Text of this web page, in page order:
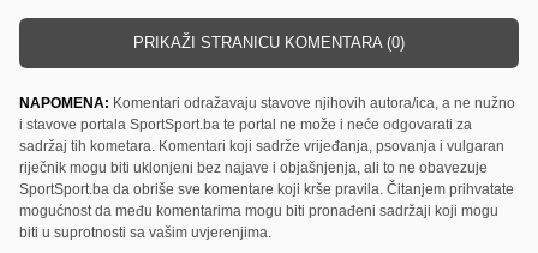
PRIKAŽI STRANICU KOMENTARA (0)
NAPOMENA: Komentari odražavaju stavove njihovih autora/ica, a ne nužno
i stavove portala SportSport.ba te portal ne može i neće odgovarati za
sadržaj tih kometara. Komentari koji sadrže vrijeđanja, psovanja i vulgaran
riječnik mogu biti uklonjeni bez najave i objašnjenja, ali to ne obavezuje
SportSport.ba da obriše sve komentare koji krše pravila. Čitanjem prihvatate
mogućnost da među komentarima mogu biti pronađeni sadržaji koji mogu
biti u suprotnosti sa vašim uvjerenjima.